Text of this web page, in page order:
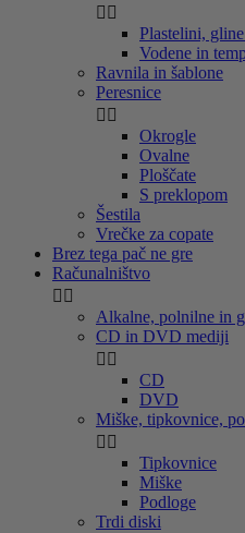
 
Plastelini,
Vodene in
Ravnila in šablone
Peresnice
 
Okrogle
Ovalne
Ploščate
S preklopom
Šestila
Vrečke za copate
Brez tega pač ne gre
Računalništvo
 
Alkalne, polnilne in
CD in DVD mediji
 
CD
DVD
Miške, tipkovnice,
 
Tipkovnice
Miške
Podloge
Trdi diski